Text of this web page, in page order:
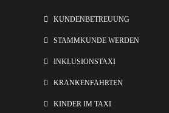
KUNDENBETREUUNG
STAMMKUNDE WERDEN
INKLUSIONSTAXI
KRANKENFAHRTEN
KINDER IM TAXI